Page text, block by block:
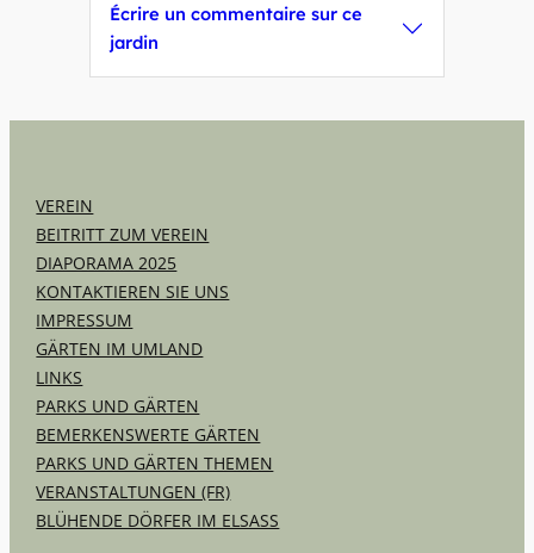
Écrire un commentaire sur ce
jardin
VEREIN
BEITRITT ZUM VEREIN
DIAPORAMA 2025
KONTAKTIEREN SIE UNS
IMPRESSUM
GÄRTEN IM UMLAND
LINKS
PARKS UND GÄRTEN
BEMERKENSWERTE GÄRTEN
PARKS UND GÄRTEN THEMEN
VERANSTALTUNGEN (FR)
BLÜHENDE DÖRFER IM ELSASS